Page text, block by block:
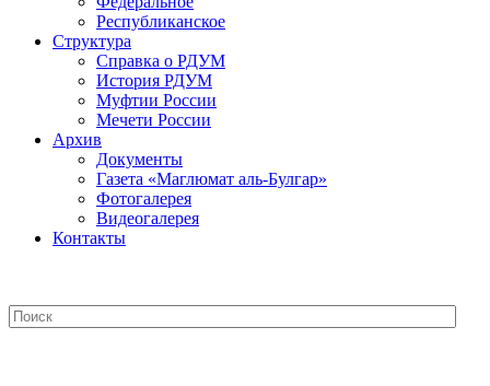
Республиканское
Структура
Справка о РДУМ
История РДУМ
Муфтии России
Мечети России
Архив
Документы
Газета «Маглюмат аль-Булгар»
Фотогалерея
Видеогалерея
Контакты